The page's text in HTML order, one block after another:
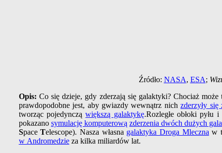
Źródło: NASA, ESA;
Opis: Co się dzieje, gdy zderzają się galaktyki? Chociaż
prawdopodobne jest, aby gwiazdy wewnątrz nichzderzyły się
tworząc pojedyncząwiększą galaktykę.Rozległe obłoki
pokazano symulację komputerową zderzenia dwóch dużych
SpaceTelescope). Nasza własna galaktyka Droga Mleczna w
w Andromedzieza kilka miliardów lat.